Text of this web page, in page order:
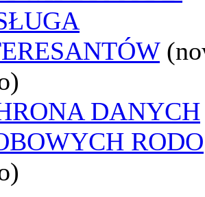
DANYCH
RODO